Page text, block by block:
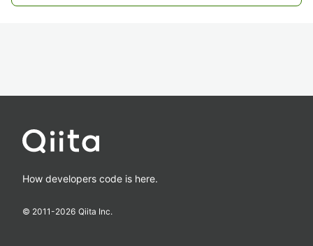
How developers code is here.
© 2011-2026 Qiita Inc.